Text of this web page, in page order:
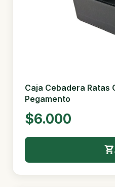
Caja Cebadera Ratas
Pegamento
$6.000